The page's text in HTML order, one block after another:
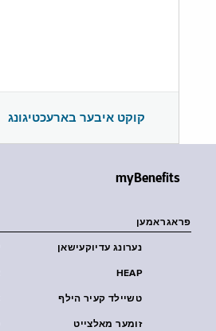
קוקט איבער בארעכטיגונג
myBenefits
פראגראמען
נערונג עדיוקעישאן
HEAP
טשיילד קעיר הילף
זומער מאלצייט